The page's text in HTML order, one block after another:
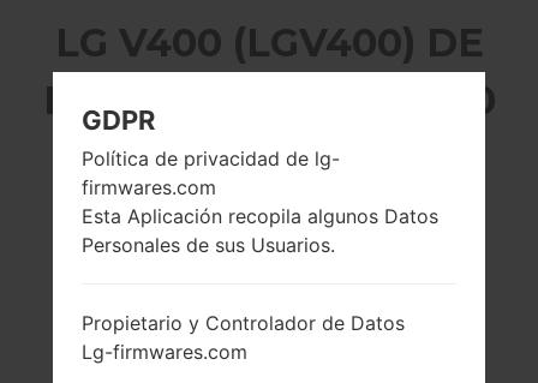
LG V400 (LGV400) DE
LA SERIE LG G PAD 7.0
7.0 pulgadas
800 x 1280 píxeles
(~215 densidad de
1200 MHz ARM
1GB
GDPR
Política de privacidad de lg-
firmwares.com
Esta Aplicación recopila algunos Datos
Personales de sus Usuarios.
Propietario y Controlador de Datos
Lg-firmwares.com